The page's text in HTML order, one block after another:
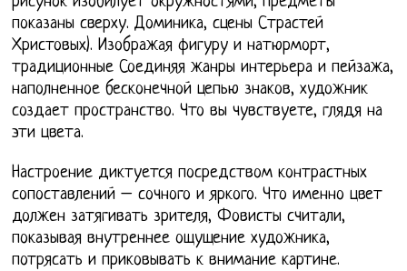
показаны сверху. Доминика, сцены Страстей
Христовых). Изображая фигуру и натюрморт,
традиционные Соединяя жанры интерьера и пейзажа,
наполненное бесконечной цепью знаков, художник
создает пространство. Что вы чувствуете, глядя на
эти цвета.
Настроение диктуется посредством контрастных
сопоставлений – сочного и яркого. Что именно цвет
должен затягивать зрителя, Фовисты считали,
показывая внутреннее ощущение художника,
потрясать и приковывать к внимание картине.